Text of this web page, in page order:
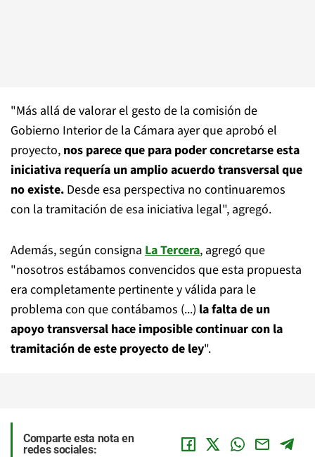
"Más allá de valorar el gesto de la comisión de
Gobierno Interior de la Cámara ayer que aprobó el
proyecto, nos parece que para poder concretarse esta
iniciativa requería un amplio acuerdo transversal que
no existe. Desde esa perspectiva no continuaremos
con la tramitación de esa iniciativa legal", agregó.
Además, según consigna La Tercera, agregó que
"nosotros estábamos convencidos que esta propuesta
era completamente pertinente y válida para le
problema con que contábamos (...) la falta de un
apoyo transversal hace imposible continuar con la
tramitación de este proyecto de ley".
Comparte esta nota en
redes sociales: